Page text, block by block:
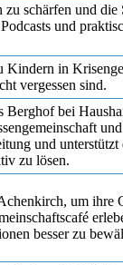
schärfen und
und
in
vergessen sind.
Berghof bei
und unterstützt
zu lösen.
um ihre
besser zu